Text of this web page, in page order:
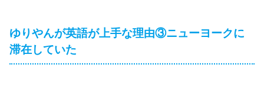
ゆりやんが英語が上手な理由③ニューヨークに
滞在していた